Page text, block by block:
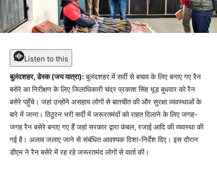
Listen to this
बुलंदशहर, डेस्क (जय यात्रा):बुलंदशहर में सर्दी से बचाव के लिए बनाए गए रैन
बसेरे का निरीक्षण के लिए जिलाधिकारी चंद्र प्रकाश सिंह भूड़ बुधवार को रैन
बसेरे पहुँचे। जहां उन्होंने असहाय लोगों से बातचीत की और सुरक्षा व्यवस्थाओं के
बारे में जाना। ठिठुरन भरी सर्दी में जरूरतमंदों को राहत दिलाने के लिए जगह-
जगह रैन बसेरे बनाए गए हैं जहां सरकार द्वारा कंबल, रजाई आदि की व्यवस्था की
गई है। अलाव जलाए जाने से संबंधित आवश्यक दिशा-निर्देश दिए। इस दौरान
डीएम ने रैन बसेरे में रह रहे जरूरतमंद लोगों से वार्ता की।